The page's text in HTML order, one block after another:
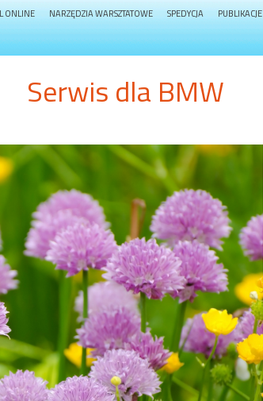
ONLINE NARZĘDZIA WARSZTATOWE SPEDYCJA PUBLIKACJE
Serwis dla BMW